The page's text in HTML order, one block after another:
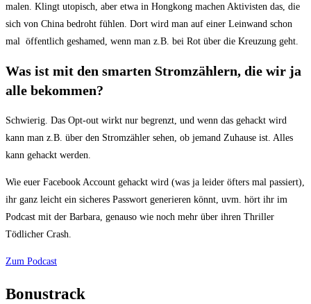
malen. Klingt utopisch, aber etwa in Hongkong machen Aktivisten das, die
sich von China bedroht fühlen. Dort wird man auf einer Leinwand schon
mal öffentlich geshamed, wenn man z.B. bei Rot über die Kreuzung geht.
Was ist mit den smarten Stromzählern, die wir ja
alle bekommen?
Schwierig. Das Opt-out wirkt nur begrenzt, und wenn das gehackt wird
kann man z.B. über den Stromzähler sehen, ob jemand Zuhause ist. Alles
kann gehackt werden.
Wie euer Facebook Account gehackt wird (was ja leider öfters mal passiert),
ihr ganz leicht ein sicheres Passwort generieren könnt, uvm. hört ihr im
Podcast mit der Barbara, genauso wie noch mehr über ihren Thriller
Tödlicher Crash.
Zum Podcast
Bonustrack